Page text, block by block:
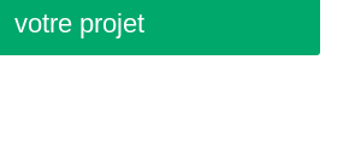
votre projet